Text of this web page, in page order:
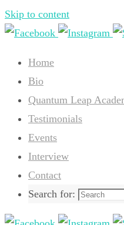
Skip to content
Home
Bio
Quantum Leap
Testimonials
Events
Interview
Contact
Search for: